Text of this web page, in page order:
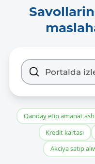
Qanday etip amanat
Kredit kartası
Akciya satıp